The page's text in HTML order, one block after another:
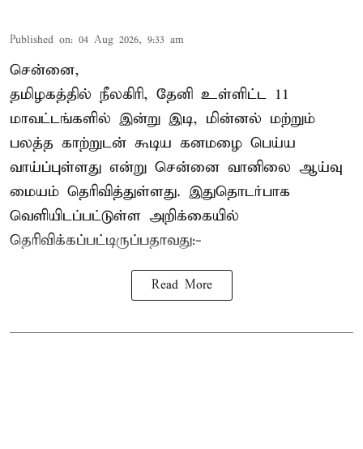
Published on: 04 Aug 2026, 9:33 am
சென்னை,
தமிழகத்தில் நீலகிரி, தேனி உள்ளிட்ட 11
மாவட்டங்களில் இன்று இடி, மின்னல் மற்றும்
பலத்த காற்றுடன் கூடிய கனமழை பெய்ய
வாய்ப்புள்ளது என்று சென்னை வானிலை ஆய்வு
மையம் தெரிவித்துள்ளது. இதுதொடர்பாக
வெளியிடப்பட்டுள்ள அறிக்கையில்
தெரிவிக்கப்பட்டிருப்பதாவது:-
Read More